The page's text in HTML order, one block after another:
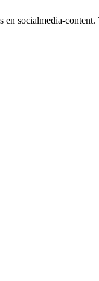
socialmedia-